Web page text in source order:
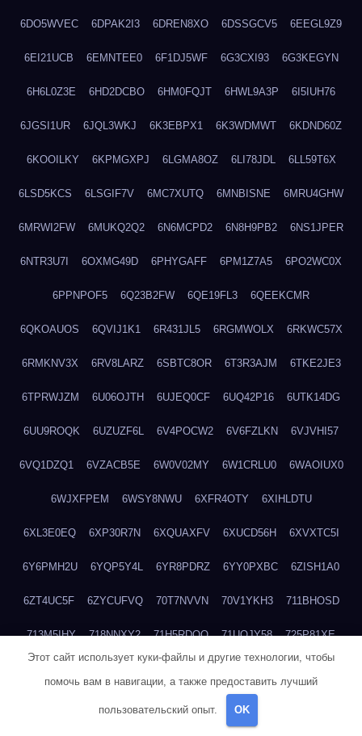
6DO5WVEC 6DPAK2I3 6DREN8XO 6DSSGCV5 6EEGL9Z9
6EI21UCB 6EMNTEE0 6F1DJ5WF 6G3CXI93 6G3KEGYN
6H6L0Z3E 6HD2DCBO 6HM0FQJT 6HWL9A3P 6I5IUH76
6JGSI1UR 6JQL3WKJ 6K3EBPX1 6K3WDMWT 6KDND60Z
6KOOILKY 6KPMGXPJ 6LGMA8OZ 6LI78JDL 6LL59T6X
6LSD5KCS 6LSGIF7V 6MC7XUTQ 6MNBISNE 6MRU4GHW
6MRWI2FW 6MUKQ2Q2 6N6MCPD2 6N8H9PB2 6NS1JPER
6NTR3U7I 6OXMG49D 6PHYGAFF 6PM1Z7A5 6PO2WC0X
6PPNPOF5 6Q23B2FW 6QE19FL3 6QEEKCMR
6QKOAUOS 6QVIJ1K1 6R431JL5 6RGMWOLX 6RKWC57X
6RMKNV3X 6RV8LARZ 6SBTC8OR 6T3R3AJM 6TKE2JE3
6TPRWJZM 6U06OJTH 6UJEQ0CF 6UQ42P16 6UTK14DG
6UU9ROQK 6UZUZF6L 6V4POCW2 6V6FZLKN 6VJVHI57
6VQ1DZQ1 6VZACB5E 6W0V02MY 6W1CRLU0 6WAOIUX0
6WJXFPEM 6WSY8NWU 6XFR4OTY 6XIHLDTU
6XL3E0EQ 6XP30R7N 6XQUAXFV 6XUCD56H 6XVXTC5I
6Y6PMH2U 6YQP5Y4L 6YR8PDRZ 6YY0PXBC 6ZISH1A0
6ZT4UC5F 6ZYCUFVQ 70T7NVVN 70V1YKH3 711BHOSD
713M5IHY 718NNXY2 71H5RDOO 71UQJY58 725P81XE
Этот сайт использует куки-файлы и другие технологии, чтобы
помочь вам в навигации, а также предоставить лучший
пользовательский опыт. OK